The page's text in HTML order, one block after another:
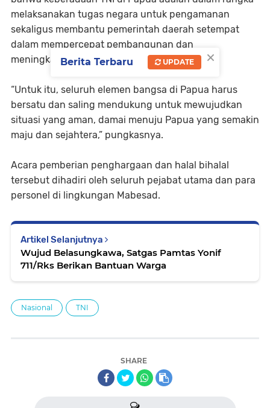
melaksanakan tugas negara untuk pengamanan
sekaligus membantu pemerintah daerah setempat
dalam mempercepat pembangunan dan
meningkatkan kesejahteraan masyarakat.
“Untuk itu, seluruh elemen bangsa di Papua harus
bersatu dan saling mendukung untuk mewujudkan
situasi yang aman, damai menuju Papua yang semakin
maju dan sejahtera,” pungkasnya.
Acara pemberian penghargaan dan halal bihalal
tersebut dihadiri oleh seluruh pejabat utama dan para
personel di lingkungan Mabesad.
Artikel Selanjutnya
Wujud Belasungkawa, Satgas Pamtas Yonif
711/Rks Berikan Bantuan Warga
Nasional TNI
SHARE
×
Berita Terbaru UPDATE